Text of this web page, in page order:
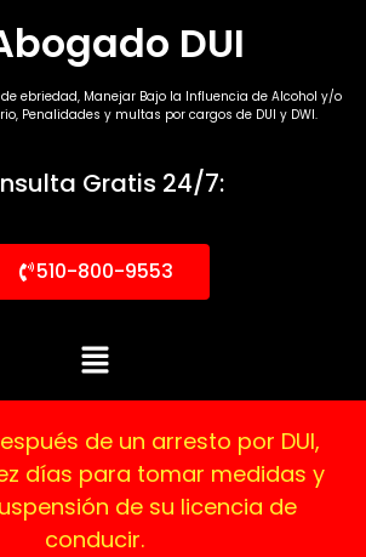
DUI
ebriedad, Manejar Bajo la Influencia de Alcohol y/o
Penalidades y multas por cargos de DUI y DWI.
Gratis 24/7:
510-800-9553
de un arresto por DUI,
días para tomar medidas y
de su licencia de
conducir.